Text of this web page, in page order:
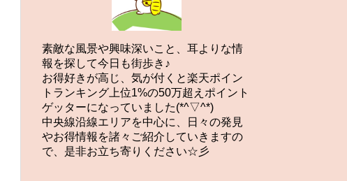
素敵な風景や興味深いこと、耳よりな情
報を探して今日も街歩き♪
お得好きが高じ、気が付くと楽天ポイン
トランキング上位1%の50万超えポイント
ゲッターになっていました(*^▽^*)
中央線沿線エリアを中心に、日々の発見
やお得情報を諸々ご紹介していきますの
で、是非お立ち寄りください☆彡